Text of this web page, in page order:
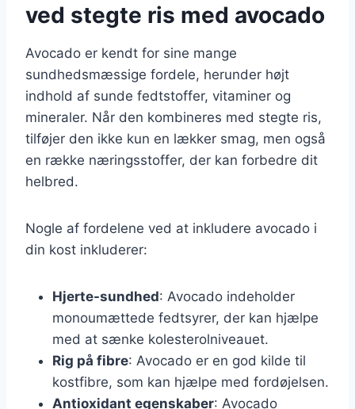
ved stegte ris med avocado
Avocado er kendt for sine mange
sundhedsmæssige fordele, herunder højt
indhold af sunde fedtstoffer, vitaminer og
mineraler. Når den kombineres med stegte ris,
tilføjer den ikke kun en lækker smag, men også
en række næringsstoffer, der kan forbedre dit
helbred.
Nogle af fordelene ved at inkludere avocado i
din kost inkluderer:
Hjerte-sundhed: Avocado indeholder
monoumættede fedtsyrer, der kan hjælpe
med at sænke kolesterolniveauet.
Rig på fibre: Avocado er en god kilde til
kostfibre, som kan hjælpe med fordøjelsen.
Antioxidant egenskaber: Avocado